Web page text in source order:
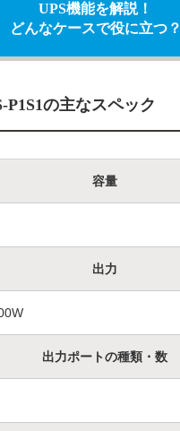
UPS機能を解説！
どんなケースで役に立つ？
P1S1の主なスペック
容量
出力
出力ポートの種類・数